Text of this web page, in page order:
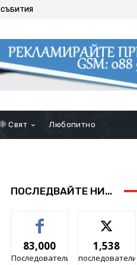
СЪБИТИЯ
Свят Любопитно
ПОСЛЕДВАЙТЕ НИ...
83,000
Последователи
1,538
последователи